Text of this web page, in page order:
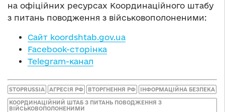
на офіційних ресурсах Координаційного штабу
з питань поводження з військовополоненими:
Сайт koordshtab.gov.ua
Facebook-сторінка
Telegram-канал
STOPRUSSIA АГРЕСІЯ РФ ВТОРГНЕННЯ РФ ІНФОРМАЦІЙНА БЕЗПЕКА
КООРДИНАЦІЙНИЙ ШТАБ З ПИТАНЬ ПОВОДЖЕННЯ З
ВІЙСЬКОВОПОЛОНЕНИМИ